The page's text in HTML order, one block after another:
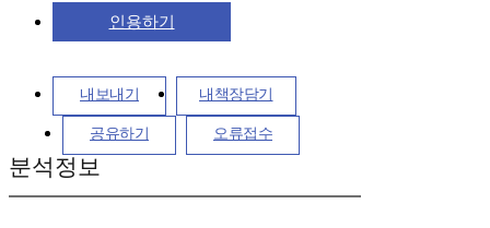
인용하기
내보내기 내책장담기
공유하기 오류접수
분석정보